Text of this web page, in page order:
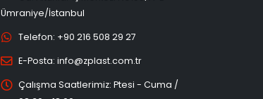
Cd. Altunlar İş Merkezi No150/A-B